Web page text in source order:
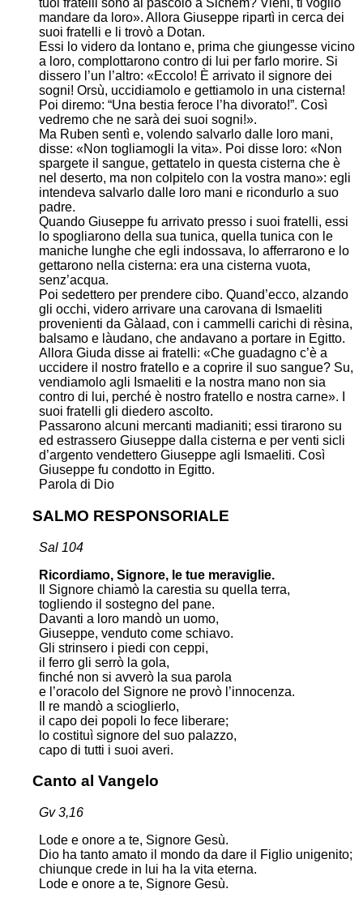
tuoi fratelli sono al pascolo a Sichem? Vieni, ti voglio
mandare da loro». Allora Giuseppe ripartì in cerca dei
suoi fratelli e li trovò a Dotan.
Essi lo videro da lontano e, prima che giungesse vicino
a loro, complottarono contro di lui per farlo morire. Si
dissero l’un l’altro: «Eccolo! È arrivato il signore dei
sogni! Orsù, uccidiamolo e gettiamolo in una cisterna!
Poi diremo: “Una bestia feroce l’ha divorato!”. Così
vedremo che ne sarà dei suoi sogni!».
Ma Ruben sentì e, volendo salvarlo dalle loro mani,
disse: «Non togliamogli la vita». Poi disse loro: «Non
spargete il sangue, gettatelo in questa cisterna che è
nel deserto, ma non colpitelo con la vostra mano»: egli
intendeva salvarlo dalle loro mani e ricondurlo a suo
padre.
Quando Giuseppe fu arrivato presso i suoi fratelli, essi
lo spogliarono della sua tunica, quella tunica con le
maniche lunghe che egli indossava, lo afferrarono e lo
gettarono nella cisterna: era una cisterna vuota,
senz’acqua.
Poi sedettero per prendere cibo. Quand’ecco, alzando
gli occhi, videro arrivare una carovana di Ismaeliti
provenienti da Gàlaad, con i cammelli carichi di rèsina,
balsamo e làudano, che andavano a portare in Egitto.
Allora Giuda disse ai fratelli: «Che guadagno c’è a
uccidere il nostro fratello e a coprire il suo sangue? Su,
vendiamolo agli Ismaeliti e la nostra mano non sia
contro di lui, perché è nostro fratello e nostra carne». I
suoi fratelli gli diedero ascolto.
Passarono alcuni mercanti madianiti; essi tirarono su
ed estrassero Giuseppe dalla cisterna e per venti sicli
d’argento vendettero Giuseppe agli Ismaeliti. Così
Giuseppe fu condotto in Egitto.
Parola di Dio
SALMO RESPONSORIALE
Sal 104
Ricordiamo, Signore, le tue meraviglie.
Il Signore chiamò la carestia su quella terra,
togliendo il sostegno del pane.
Davanti a loro mandò un uomo,
Giuseppe, venduto come schiavo.
Gli strinsero i piedi con ceppi,
il ferro gli serrò la gola,
finché non si avverò la sua parola
e l’oracolo del Signore ne provò l’innocenza.
Il re mandò a scioglierlo,
il capo dei popoli lo fece liberare;
lo costituì signore del suo palazzo,
capo di tutti i suoi averi.
Canto al Vangelo
Gv 3,16
Lode e onore a te, Signore Gesù.
Dio ha tanto amato il mondo da dare il Figlio unigenito;
chiunque crede in lui ha la vita eterna.
Lode e onore a te, Signore Gesù.